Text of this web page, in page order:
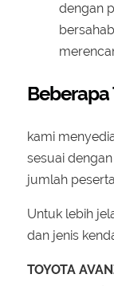
dengan
kami
sesuai
jumlah
Untuk lebih
dan jenis
TOYOTA